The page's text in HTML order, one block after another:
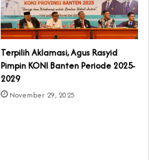
Terpilih Aklamasi, Agus Rasyid
Pimpin KONI Banten Periode 2025-
2029
November 29, 2025